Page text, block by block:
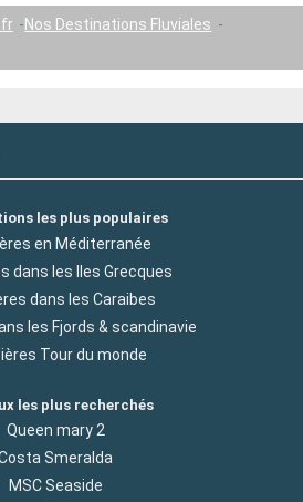
Nos Destinations Fluviales
les plus populaires
en Méditerranée
dans les Iles Grecques
dans les Caraibes
les Fjords & scandinavie
Tour du monde
les plus recherchés
Queen mary 2
Smeralda
MSC Seaside